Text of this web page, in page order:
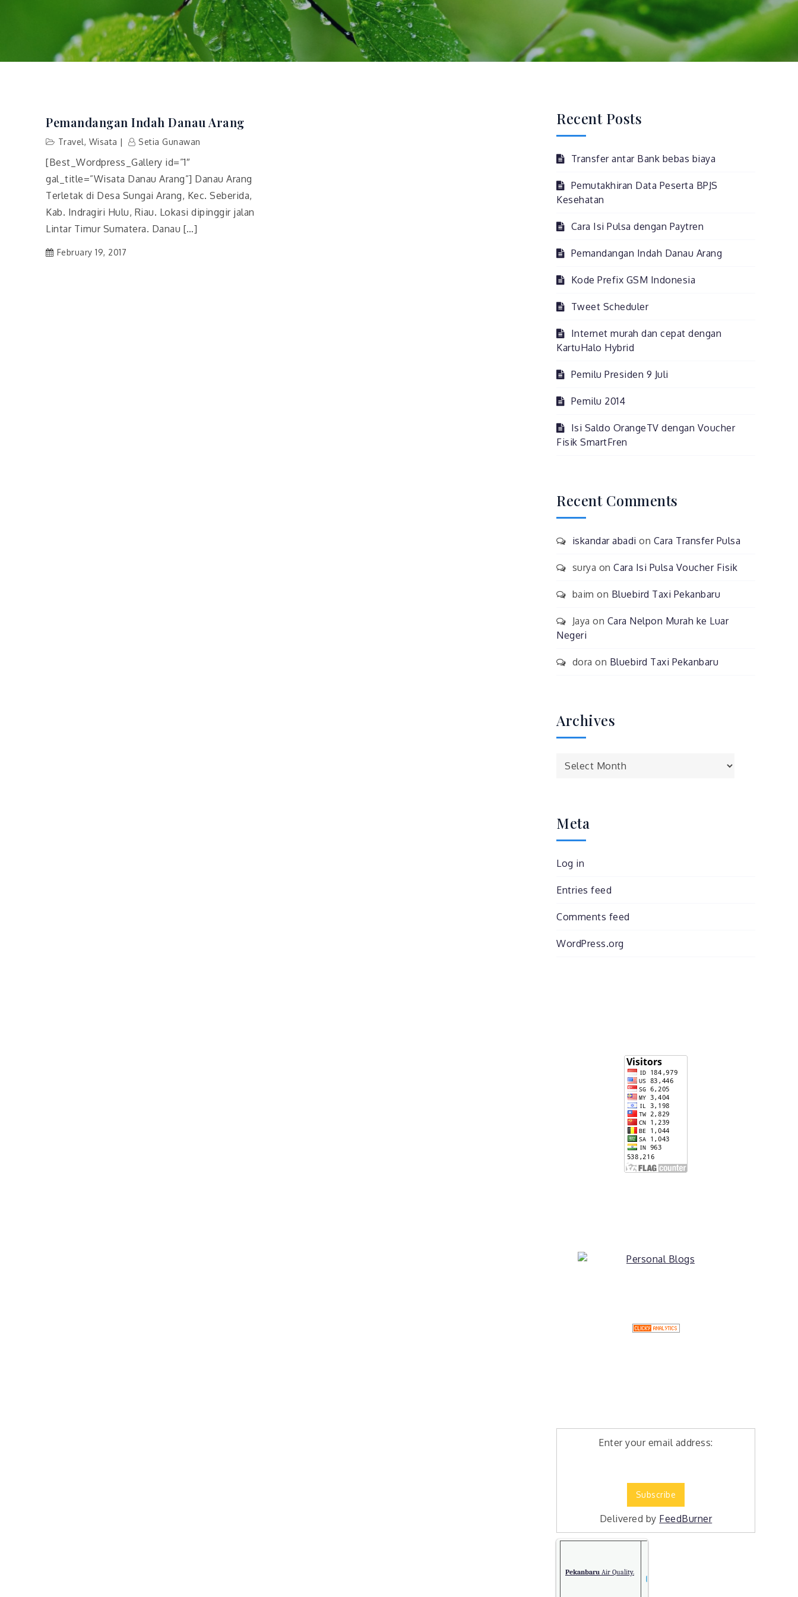
Pemandangan Indah Danau Arang
Travel, Wisata Setia Gunawan
[Best_Wordpress_Gallery id=”1″
gal_title=”Wisata Danau Arang”] Danau Arang
Terletak di Desa Sungai Arang, Kec. Seberida,
Kab. Indragiri Hulu, Riau. Lokasi dipinggir jalan
Lintar Timur Sumatera. Danau […]
February 19, 2017
Recent Posts
Transfer antar Bank bebas biaya
Pemutakhiran Data Peserta BPJS
Kesehatan
Cara Isi Pulsa dengan Paytren
Pemandangan Indah Danau Arang
Kode Prefix GSM Indonesia
Tweet Scheduler
Internet murah dan cepat dengan
KartuHalo Hybrid
Pemilu Presiden 9 Juli
Pemilu 2014
Isi Saldo OrangeTV dengan Voucher
Fisik SmartFren
Recent Comments
iskandar abadi on Cara Transfer Pulsa
surya on Cara Isi Pulsa Voucher Fisik
baim on Bluebird Taxi Pekanbaru
Jaya on Cara Nelpon Murah ke Luar
Negeri
dora on Bluebird Taxi Pekanbaru
Archives
Archives
Meta
Log in
Entries feed
Comments feed
WordPress.org
Enter your email address:
Delivered by FeedBurner
Pekanbaru Air Quality.